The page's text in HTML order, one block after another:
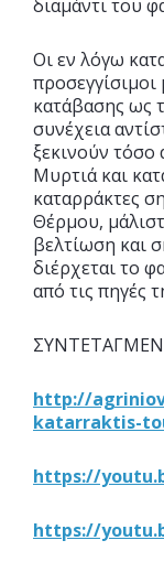
διαμάντι του
Οι εν λόγω
κατάβασης ως
συνέχεια
ξεκινούν τόσο
Μυρτιά και
καταρράκτες
Θέρμου,
βελτίωση και
διέρχεται το
από τις πηγές
http://
katarraktis-
https://
https://